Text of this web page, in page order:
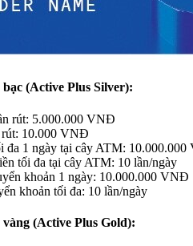
(Active Plus Silver):
rút: 5.000.000 VNĐ
10.000 VNĐ
đa 1 ngày tại cây ATM:
tối đa tại cây ATM: 10 lần/ngày
khoản 1 ngày: 10.000.000 VNĐ
khoản tối đa: 10 lần/ngày
(Active Plus Gold):